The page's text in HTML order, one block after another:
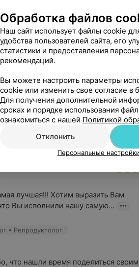
Мы искренне благодарны Вам за
в адрес наших специалистов. И...
Салажковой А.А.
человек, самоотверженно отда...
• Репродуктолог
Вам за такие теплые и добрые слова
Андреевна - действитель...
лучшая!!! Хотим выразить Вам
Вы исполнили нашу самую...
• Репродуктолог
что нашли время поделиться своим
Обработка файлов
Наш сайт использует файлы cookie
удобства пользователей сайта, его
статистики и предоставления
рекомендаций.
Вы можете настроить параметры
cookie или изменить свое согласие в
Для получения дополнительной
сроках и порядке использования
ознакомиться с нашей Политикой
Отклонить
Персональные